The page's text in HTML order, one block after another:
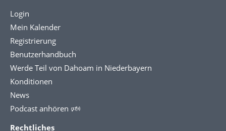
Login
Mein Kalender
Registrierung
Benutzerhandbuch
Werde Teil von Dahoam in Niederbayern
Konditionen
News
Podcast anhören 🕬
Rechtliches